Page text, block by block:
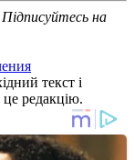
на
текст і
редакцію.